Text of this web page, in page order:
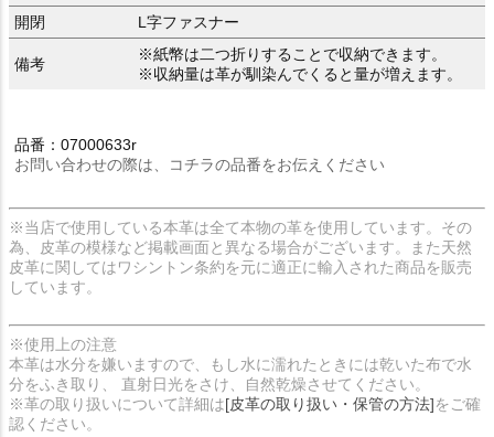
開閉
L字ファスナー
備考
※紙幣は二つ折りすることで収納できます。
※収納量は革が馴染んでくると量が増えます。
品番：07000633r
お問い合わせの際は、コチラの品番をお伝えください
※当店で使用している本革は全て本物の革を使用しています。その
為、皮革の模様など掲載画面と異なる場合がございます。また天然
皮革に関してはワシントン条約を元に適正に輸入された商品を販売
しています。
※使用上の注意
本革は水分を嫌いますので、もし水に濡れたときには乾いた布で水
分をふき取り、 直射日光をさけ、自然乾燥させてください。
※革の取り扱いについて詳細は[皮革の取り扱い・保管の方法]をご確
認ください。